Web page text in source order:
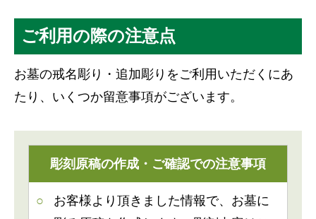
ご利用の際の注意点
お墓の戒名彫り・追加彫りをご利用いただくにあ
たり、いくつか留意事項がございます。
彫刻原稿の作成・ご確認での注意事項
お客様より頂きました情報で、お墓に